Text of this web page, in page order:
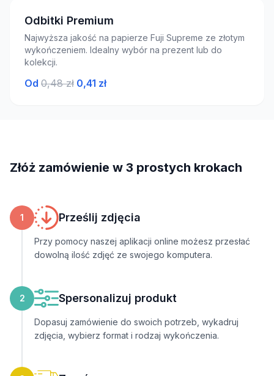
Odbitki Premium
Najwyższa jakość na papierze Fuji Supreme ze złotym
wykończeniem. Idealny wybór na prezent lub do
kolekcji.
Od 0,48 zł 0,41 zł
Złóż zamówienie w 3 prostych krokach
1 Prześlij zdjęcia
Przy pomocy naszej aplikacji online możesz przesłać
dowolną ilość zdjęć ze swojego komputera.
2 Spersonalizuj produkt
Dopasuj zamówienie do swoich potrzeb, wykadruj
zdjęcia, wybierz format i rodzaj wykończenia.